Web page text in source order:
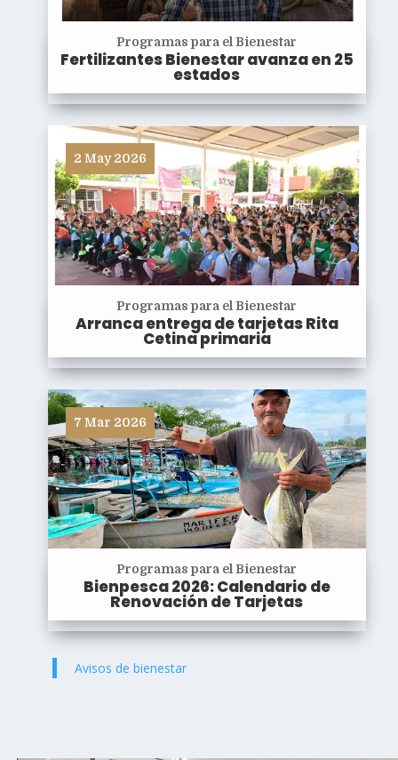
Programas para el Bienestar
Fertilizantes Bienestar avanza en 25
estados
2 May 2026
Programas para el Bienestar
Arranca entrega de tarjetas Rita
Cetina primaria
7 Mar 2026
Programas para el Bienestar
Bienpesca 2026: Calendario de
Renovación de Tarjetas
Avisos de bienestar